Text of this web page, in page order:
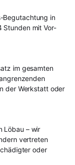
Begutachtung in
Stunden mit Vor-
im gesamten
der Werkstatt oder
Löbau – wir
vertreten
oder